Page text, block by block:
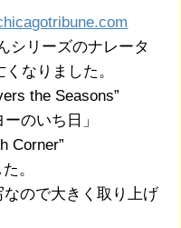
シリーズのナレータ
なりました。
the Sea­sons”
のいち日」
Corner”
。
ので大きく取り上げ